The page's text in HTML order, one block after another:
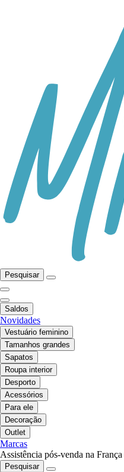
Pesquisar
Saldos
Novidades
Vestuário feminino
Tamanhos grandes
Sapatos
Roupa interior
Desporto
Acessórios
Para ele
Decoração
Outlet
Marcas
Assistência pós-venda na França
Pesquisar